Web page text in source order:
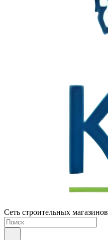
Сеть строительных магазинов